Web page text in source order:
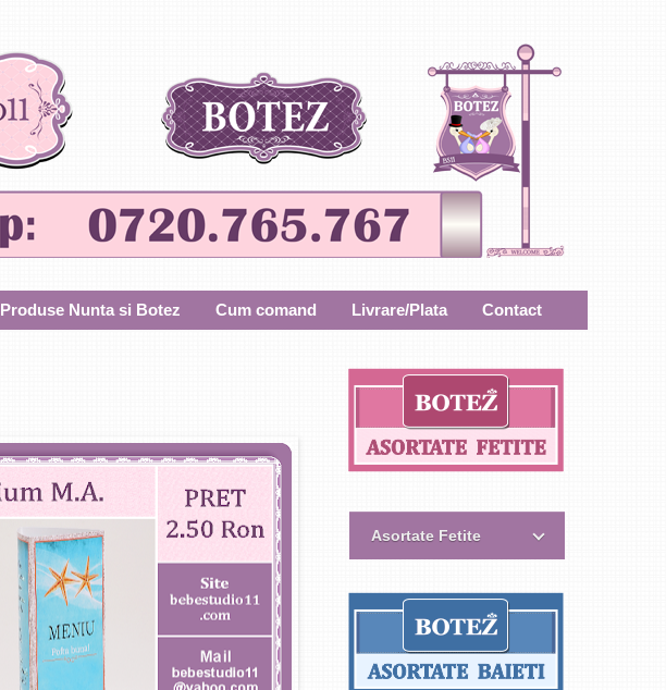
Produse Nunta si Botez Cum comand Livrare/Plata Contact
Asortate Fetite